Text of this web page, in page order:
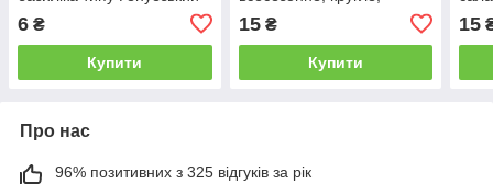
6 ₴
Купити
LEDAAGRO
15₴
Купити
15
Про нас
96% позитивних з 325 відгуків за рік